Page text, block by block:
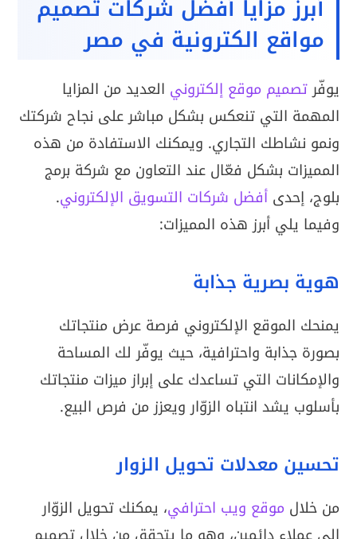
أبرز مزايا أفضل شركات تصميم
مواقع الكترونية في مصر
يوفّرتصميم موقع إلكتروني العديد من المزايا
المهمة التي تنعكس بشكل مباشر على نجاح شركتك
ونمو نشاطك التجاري. ويمكنك الاستفادة من هذه
المميزات بشكل فعّال عند التعاون مع شركة برمج
بلوج، إحدىأفضل شركات التسويق الإلكتروني.
وفيما يلي أبرز هذه المميزات:
هوية بصرية جذابة
يمنحك الموقع الإلكتروني فرصة عرض منتجاتك
بصورة جذابة واحترافية، حيث يوفّر لك المساحة
والإمكانات التي تساعدك على إبراز ميزات منتجاتك
بأسلوب يشد انتباه الزوّار ويعزز من فرص البيع.
تحسين معدلات تحويل الزوار
من خلالموقع ويب احترافي، يمكنك تحويل الزوّار